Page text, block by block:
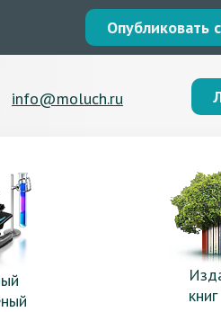
Опубликовать
info@moluch.ru
книг